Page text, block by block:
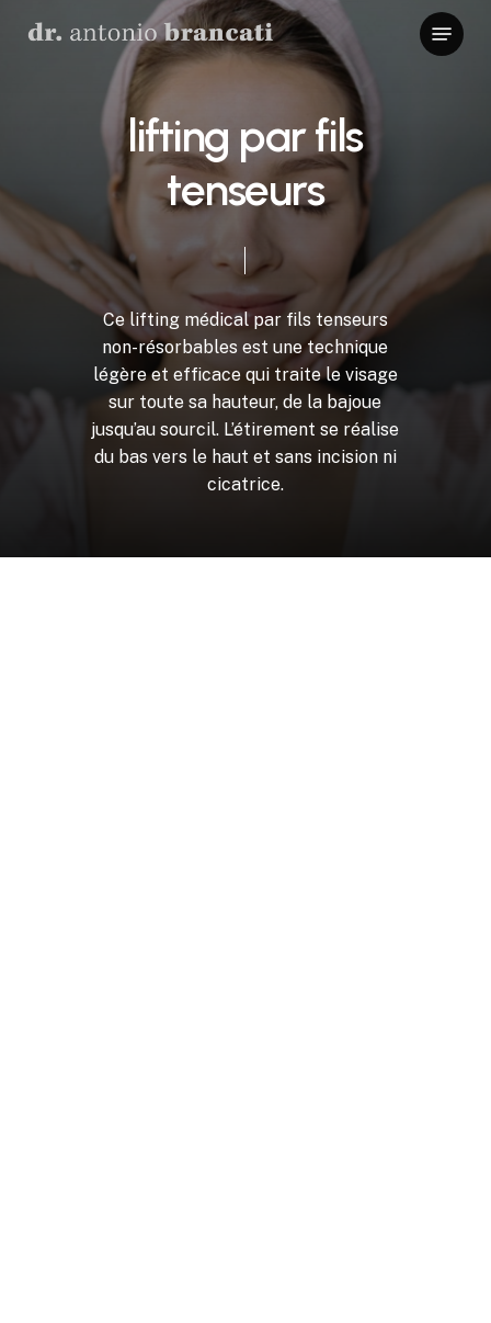
Menu
lifting parfils
tenseurs
Ce lifting médical par fils tenseurs
non-résorbables est une technique
légère et efficace qui traite le visage
sur toute sa hauteur, de la bajoue
jusqu’au sourcil. L’étirement se réalise
du bas vers le haut et sans incision ni
cicatrice.